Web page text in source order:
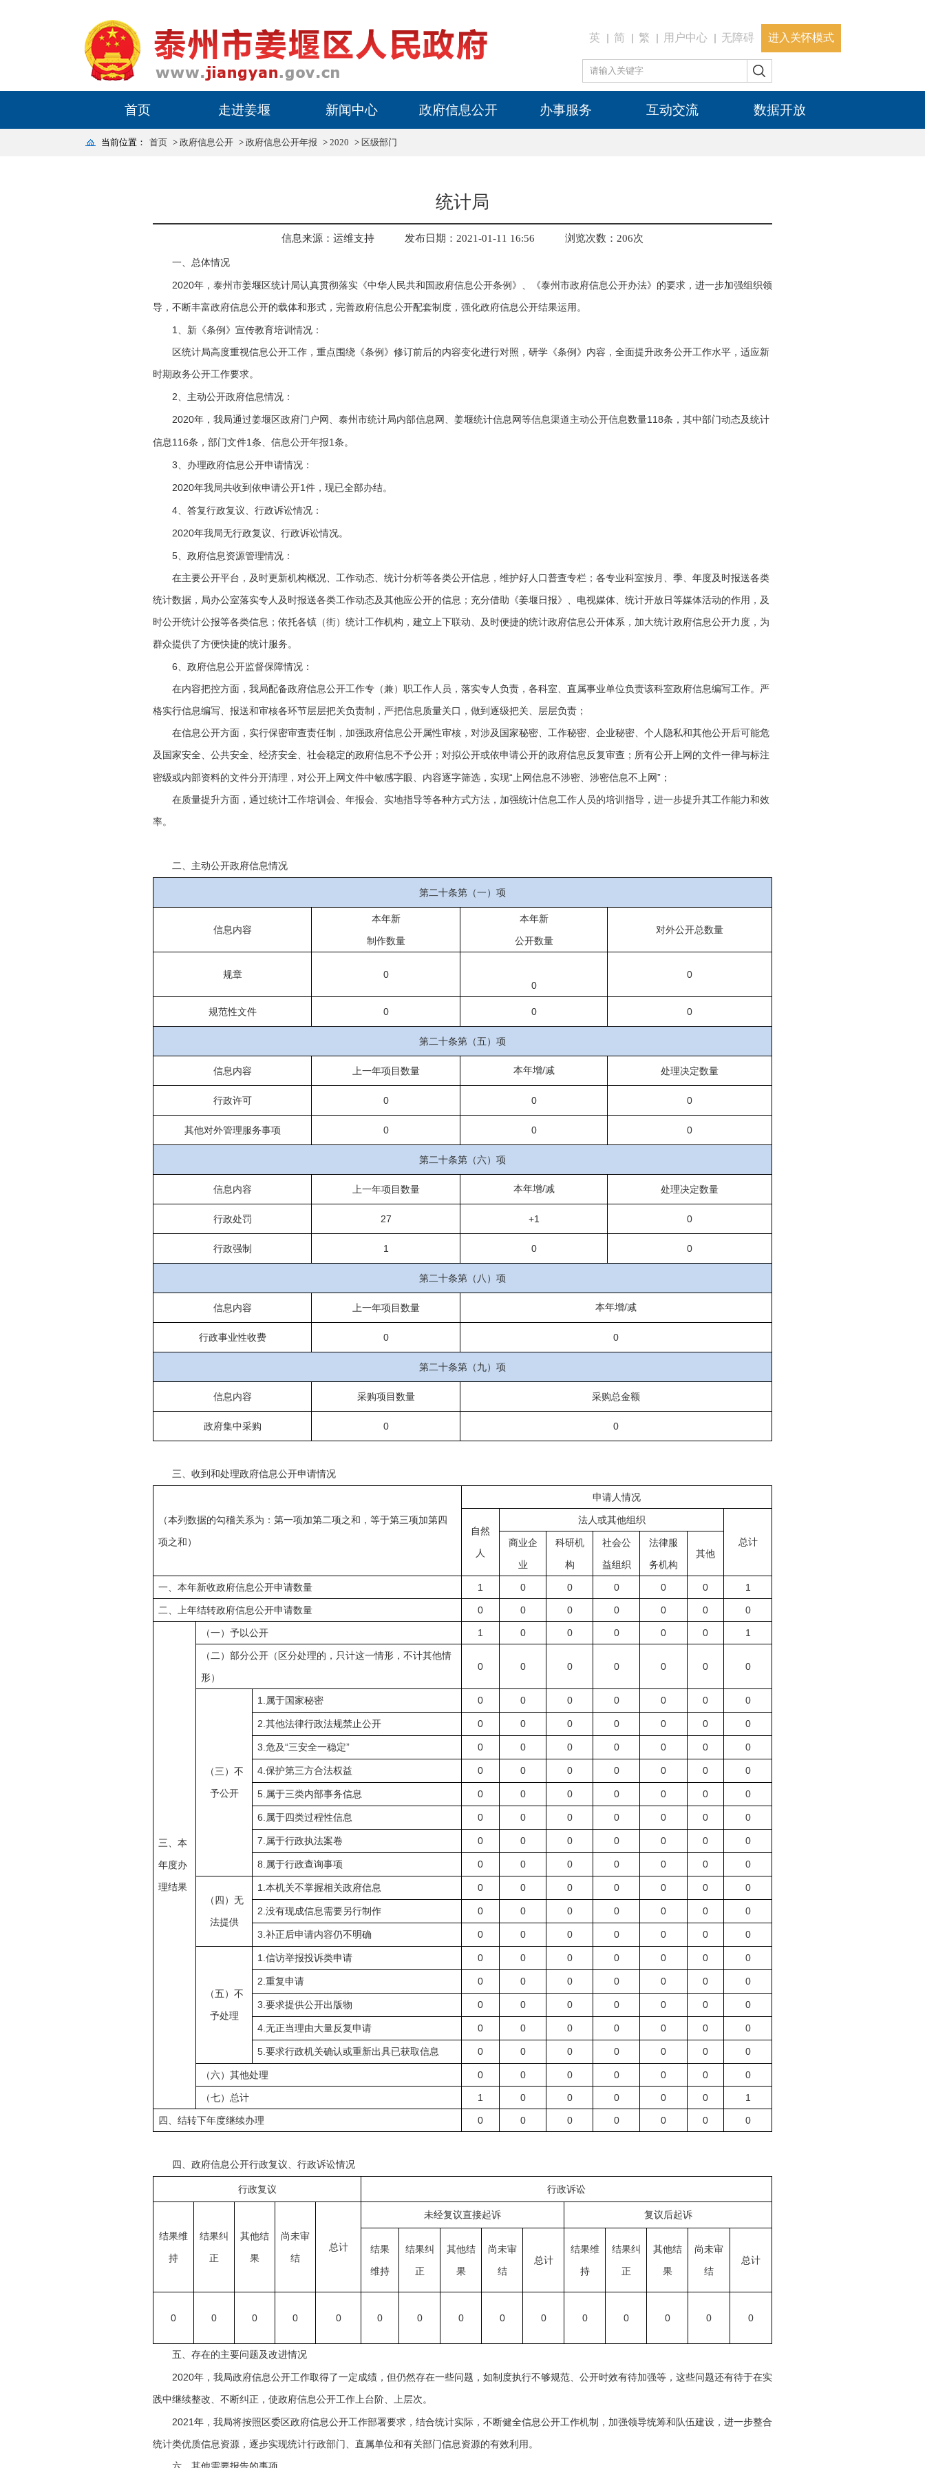
英 简 繁 用户中心 无障碍 进入关怀模式
首页 走进姜堰 新闻中心 政府信息公开 办事服务 互动交流 数据开放
当前位置： 首页 > 政府信息公开 > 政府信息公开年报 > 2020 > 区级部门
统计局
信息来源：运维支持 发布日期：2021-01-11 16:56 浏览次数： 206次
一、总体情况
2020年，泰州市姜堰区统计局认真贯彻落实《中华人民共和国政府信息公开条例》、《泰州市政府信息公开办法》的要求，进一步加强组织领
导，不断丰富政府信息公开的载体和形式，完善政府信息公开配套制度，强化政府信息公开结果运用。
1 、新《条例》宣传教育培训情况：
区统计局高度重视信息公开工作，重点围绕《条例》修订前后的内容变化进行对照，研学《条例》内容，全面提升政务公开工作水平，适应新
时期政务公开工作要求。
2、主动公开政府信息情况：
2020年，我局通过姜堰区政府门户网、泰州市统计局内部信息网、姜堰统计信息网等信息渠道主动公开信息数量118条，其中部门动态及统计
信息116条，部门文件1 条、信息公开年报1 条。
3、办理政府信息公开申请情况：
2020年我局共收到依申请公开1 件，现已全部办结。
4、答复行政复议、行政诉讼情况：
2020年我局无行政复议、行政诉讼情况。
5、政府信息资源管理情况：
在主要公开平台，及时更新机构概况、工作动态、统计分析等各类公开信息，维护好人口普查专栏；各专业科室按月、季、年度及时报送各类
统计数据，局办公室落实专人及时报送各类工作动态及其他应公开的信息；充分借助《姜堰日报》、电视媒体、统计开放日等媒体活动的作用，及
时公开统计公报等各类信息；依托各镇（街）统计工作机构，建立上下联动、及时便捷的统计政府信息公开体系，加大统计政府信息公开力度，为
群众提供了方便快捷的统计服务。
6、政府信息公开监督保障情况：
在内容把控方面，我局配备政府信息公开工作专（兼）职工作人员，落实专人负责，各科室、直属事业单位负责该科室政府信息编写工作。严
格实行信息编写、报送和审核各环节层层把关负责制，严把信息质量关口，做到逐级把关、层层负责；
在信息公开方面，实行保密审查责任制，加强政府信息公开属性审核，对涉及国家秘密、工作秘密、企业秘密、个人隐私和其他公开后可能危
及国家安全、公共安全、经济安全、社会稳定的政府信息不予公开；对拟公开或依申请公开的政府信息反复审查；所有公开上网的文件一律与标注
密级或内部资料的文件分开清理，对公开上网文件中敏感字眼、内容逐字筛选，实现“上网信息不涉密、涉密信息不上网 ” ；
在质量提升方面，通过统计工作培训会、年报会、实地指导等各种方式方法，加强统计信息工作人员的培训指导，进一步提升其工作能力和效
率。
二、主动公开政府信息情况
第二十条第（一）项
信息内容
本年新
制作数量
本年新
公开数量
对外公开总数量
规章
0
0
0
规范性文件 0 0 0
第二十条第（五）项
信息内容 上一年项目数量 本年增/减 处理决定数量
行政许可 0 0 0
其他对外管理服务事项 0 0 0
第二十条第（六）项
信息内容 上一年项目数量 本年增/减 处理决定数量
行政处罚 27 +1 0
行政强制 1 0 0
第二十条第（八）项
信息内容 上一年项目数量 本年增/减
行政事业性收费 0 0
第二十条第（九）项
信息内容 采购项目数量 采购总金额
政府集中采购 0 0
三、收到和处理政府信息公开申请情况
（本列数据的勾稽关系为：第一项加第二项之和，等于第三项加第四
项之和）
申请人情况
自然
人
法人或其他组织
总计
商业企
业
科研机
构
社会公
益组织
法律服
务机构
其他
一、本年新收政府信息公开申请数量 1 0 0 0 0 0 1
二、上年结转政府信息公开申请数量 0 0 0 0 0 0 0
三、本
年度办
理结果
（一）予以公开 1 0 0 0 0 0 1
（二）部分公开（区分处理的，只计这一情形，不计其他情
形）
0 0 0 0 0 0 0
（三）不
予公开
1. 属于国家秘密 0 0 0 0 0 0 0
2. 其他法律行政法规禁止公开 0 0 0 0 0 0 0
3. 危及“三安全一稳定” 0 0 0 0 0 0 0
4. 保护第三方合法权益 0 0 0 0 0 0 0
5. 属于三类内部事务信息 0 0 0 0 0 0 0
6. 属于四类过程性信息 0 0 0 0 0 0 0
7. 属于行政执法案卷 0 0 0 0 0 0 0
8. 属于行政查询事项 0 0 0 0 0 0 0
（四）无
法提供
1. 本机关不掌握相关政府信息 0 0 0 0 0 0 0
2. 没有现成信息需要另行制作 0 0 0 0 0 0 0
3. 补正后申请内容仍不明确 0 0 0 0 0 0 0
（五）不
予处理
1. 信访举报投诉类申请 0 0 0 0 0 0 0
2. 重复申请 0 0 0 0 0 0 0
3. 要求提供公开出版物 0 0 0 0 0 0 0
4. 无正当理由大量反复申请 0 0 0 0 0 0 0
5. 要求行政机关确认或重新出具已获取信息 0 0 0 0 0 0 0
（六）其他处理 0 0 0 0 0 0 0
（七）总计 1 0 0 0 0 0 1
四、结转下年度继续办理 0 0 0 0 0 0 0
四、政府信息公开行政复议、行政诉讼情况
行政复议 行政诉讼
结果维
持
结果纠
正
其他结
果
尚未审
结
总计
未经复议直接起诉 复议后起诉
结果
维持
结果纠
正
其他结
果
尚未审
结
总计
结果维
持
结果纠
正
其他结
果
尚未审
结
总计
0 0 0 0 0 0 0 0 0 0 0 0 0 0 0
五、存在的主要问题及改进情况
2020年，我局政府信息公开工作取得了一定成绩，但仍然存在一些问题，如制度执行不够规范、公开时效有待加强等，这些问题还有待于在实
践中继续整改、不断纠正，使政府信息公开工作上台阶、上层次。
2021 年，我局将按照区委区政府信息公开工作部署要求，结合统计实际，不断健全信息公开工作机制，加强领导统筹和队伍建设，进一步整合
统计类优质信息资源，逐步实现统计行政部门、直属单位和有关部门信息资源的有效利用。